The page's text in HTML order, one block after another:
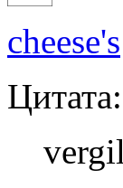
cheese's
Цитата: